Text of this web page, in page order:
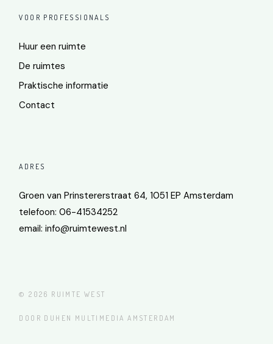
VOOR PROFESSIONALS
Huur een ruimte
De ruimtes
Praktische informatie
Contact
ADRES
Groen van Prinstererstraat 64, 1051 EP Amsterdam
telefoon: 06-41534252
email:info@ruimtewest.nl
© 2026 RUIMTE WEST
DOOR DUHEN MULTIMEDIA AMSTERDAM